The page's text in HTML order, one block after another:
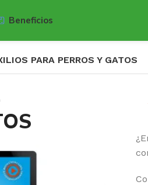
Beneficios
PARA PERROS Y GATOS